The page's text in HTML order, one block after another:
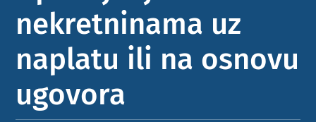
nekretninama uz
naplatu ili na osnovu
ugovora ​